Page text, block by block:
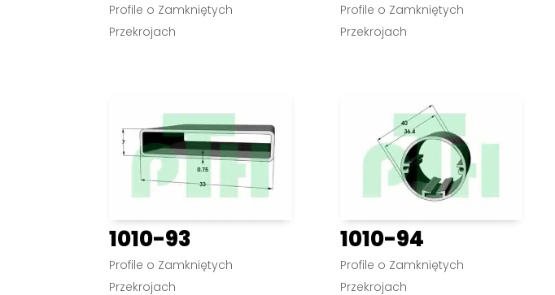
Profile o Zamkniętych
Przekrojach
Profile o Zamkniętych
Przekrojach
1010-93
Profile o Zamkniętych
Przekrojach
1010-94
Profile o Zamkniętych
Przekrojach